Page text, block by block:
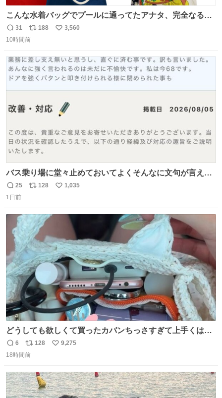
こんな水着バッグでプールに通ってたアナタ、完全なる同
世代（笑） #70年代 #80年代 #昭和レトロ
返
信
31
リ
ポ
ト
数
188
い
数
3,560
10時間前
バス乗り場に堂々止めておいてよくそんなに文句が言える
ね 運転士は日本人やったのなら韓国人は関係ないし、なん
なら68歳も関係ない…
返
信
25
リ
ト
数
128
い
1,035
1日前
どうしても欲しくて買ったカバンちっさすぎて上手くはめ
ないと荷物入らん。女のカバンってなんでこんなちっさい
の
返
信
6
リ
ポ
ト
数
128
い
数
9,275
18時間前